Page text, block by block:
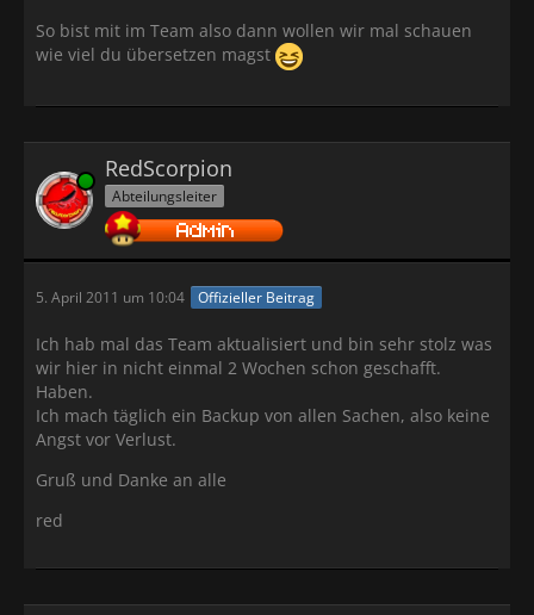
So bist mit im Team also dann wollen wir mal schauen
wie viel du übersetzen magst
Online RedScorpion
Abteilungsleiter
5. April 2011 um 10:04 Offizieller Beitrag
Ich hab mal das Team aktualisiert und bin sehr stolz was
wir hier in nicht einmal 2 Wochen schon geschafft.
Haben.
Ich mach täglich ein Backup von allen Sachen, also keine
Angst vor Verlust.
Gruß und Danke an alle
red